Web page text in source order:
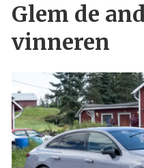
Glem de
vinneren